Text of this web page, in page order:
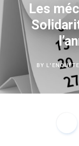
Les
BY